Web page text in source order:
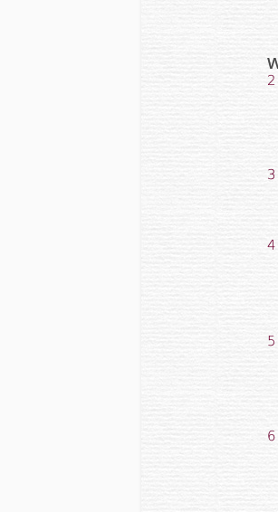
2
3
4
5
6